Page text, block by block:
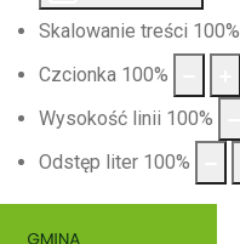
Skalowanie treści 100%
Czcionka 100%
Wysokość linii 100%
Odstęp liter 100%